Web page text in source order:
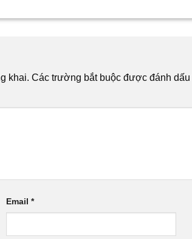
khai. Các trường bắt buộc được đánh dấu
Email*